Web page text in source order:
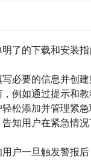
了的下载和安装
必要的信息并创建
例如通过提示和
松添加并管理紧急
知用户在紧急情
户一旦触发警报